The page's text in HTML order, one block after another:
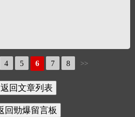
4 5 6 7 8 >>